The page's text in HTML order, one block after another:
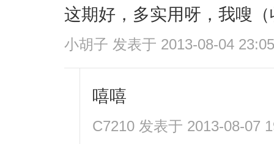
这期好，多实用呀，我嗖
小胡子 发表于 2013-08-04 23:05
嘻嘻
C7210 发表于 2013-08-07